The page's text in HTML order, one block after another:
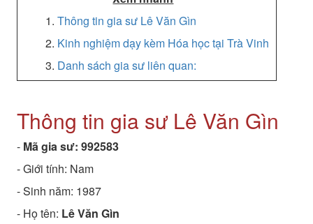
1. Thông tin gia sư Lê Văn Gìn
2. Kinh nghiệm dạy kèm Hóa học tại Trà Vinh
3. Danh sách gia sư liên quan:
Thông tin gia sư Lê Văn Gìn
- Mã gia sư: 992583
- Giới tính: Nam
- Sinh năm: 1987
- Họ tên: Lê Văn Gìn